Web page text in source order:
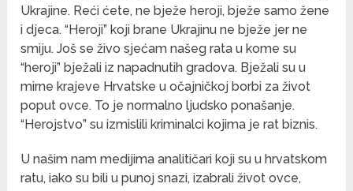
Ukrajine. Reći ćete, ne bježe heroji, bježe samo žene
i djeca. “Heroji” koji brane Ukrajinu ne bježe jer ne
smiju. Još se živo sjećam našeg rata u kome su
“heroji” bježali iz napadnutih gradova. Bježali su u
mirne krajeve Hrvatske u očajničkoj borbi za život
poput ovce. To je normalno ljudsko ponašanje.
“Herojstvo” su izmislili kriminalci kojima je rat biznis.
U našim nam medijima analitičari koji su u hrvatskom
ratu, iako su bili u punoj snazi, izabrali život ovce,